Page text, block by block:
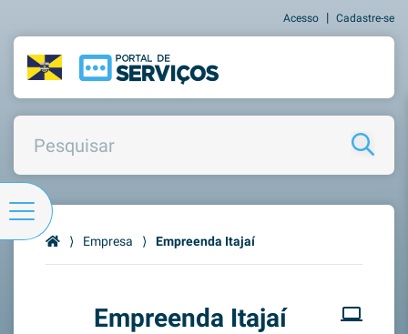
Acesso | Cadastre-se
⟩ Empresa ⟩ Empreenda Itajaí
Empreenda Itajaí computer